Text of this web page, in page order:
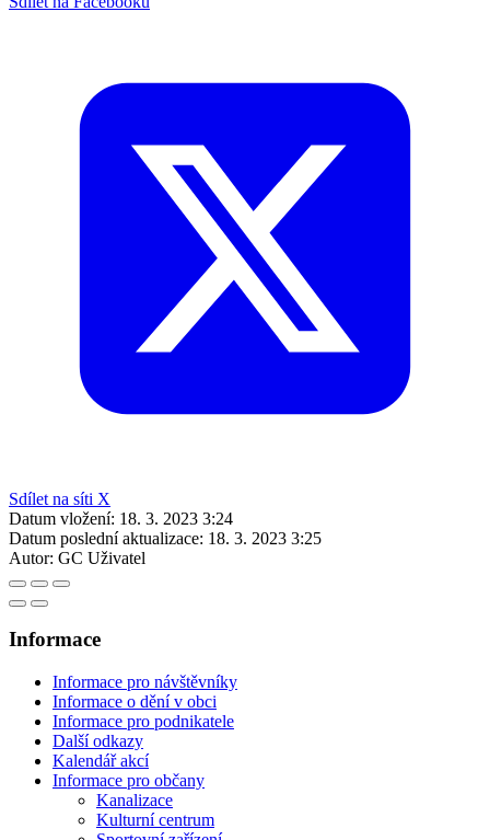
Sdílet na síti X
Datum vložení: 18. 3. 2023 3:24
Datum poslední aktualizace: 18. 3. 2023 3:25
Autor: GC Uživatel
Informace
Informace pro návštěvníky
Informace o dění v obci
Informace pro podnikatele
Další odkazy
Kalendář akcí
Informace pro občany
Kanalizace
Kulturní centrum